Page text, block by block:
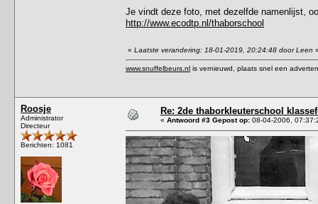
Je vindt deze foto, met dezelfde namenlijst,
http://www.ecodtp.nl/thaborschool
« Laatste verandering: 18-01-2019, 20:24:48 door Leen
www.snuffelbeurs.nl is vernieuwd, plaats snel een
Roosje
Administrator
Directeur
Berichten: 1081
Re: 2de thaborkleuterschool
« Antwoord #3 Gepost op: 08-04-2006,